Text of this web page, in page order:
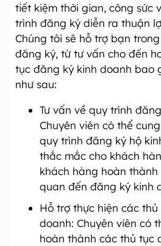
tiết kiệm thời gian, công sức
trình đăng ký diễn ra thuận
Chúng tôi sẽ hỗ trợ bạn
đăng ký, từ tư vấn cho đến
tục đăng ký kinh doanh bao
như sau:
Tư vấn về quy trình
Chuyên viên có thể
quy trình đăng ký hộ
thắc mắc cho khách
khách hàng hoàn
quan đến đăng ký kinh
Hỗ trợ thực hiện các
doanh: Chuyên viên có
hoàn thành các thủ tục